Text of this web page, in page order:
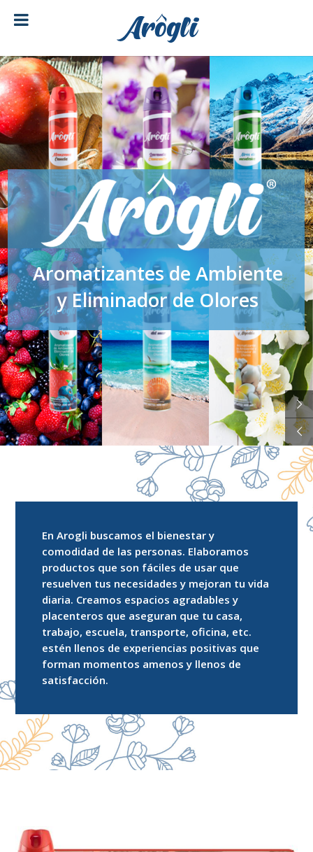
Aromatizantes de Ambiente
y Eliminador de Olores
En Arogli buscamos el bienestar y
comodidad de las personas. Elaboramos
productos que son fáciles de usar que
resuelven tus necesidades y mejoran tu vida
diaria. Creamos espacios agradables y
placenteros que aseguran que tu casa,
trabajo, escuela, transporte, oficina, etc.
estén llenos de experiencias positivas que
forman momentos amenos y llenos de
satisfacción.